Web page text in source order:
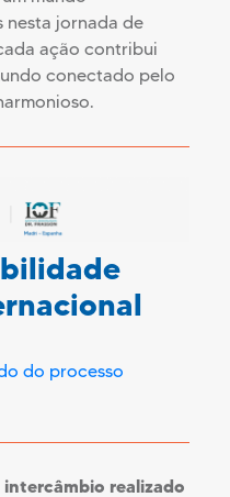
nesta jornada de
ação contribui
conectado pelo
do processo
realizado